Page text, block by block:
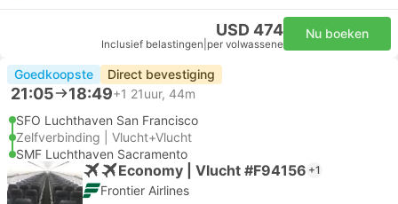
USD 474
Inclusief belastingen per volwassene
Nu boeken
Goedkoopste Direct bevestiging
21:05 18:49+1 21uur, 44m
SFO Luchthaven San Francisco
Zelfverbinding | Vlucht+Vlucht
SMF Luchthaven Sacramento
Economy | Vlucht #F94156 +1
Frontier Airlines